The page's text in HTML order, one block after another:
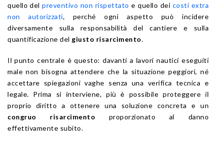
quello delpreventivo non rispettato e quello dei costi extra
non autorizzati, perché ogni aspetto può incidere
diversamente sulla responsabilità del cantiere e sulla
quantificazione del giusto risarcimento.
Il punto centrale è questo: davanti a lavori nautici eseguiti
male non bisogna attendere che la situazione peggiori, né
accettare spiegazioni vaghe senza una verifica tecnica e
legale. Prima si interviene, più è possibile proteggere il
proprio diritto a ottenere una soluzione concreta e un
congruo risarcimento proporzionato al danno
effettivamente subito.